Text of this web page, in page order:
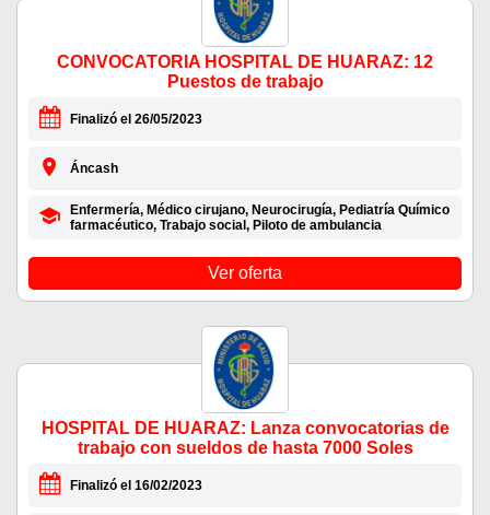
CONVOCATORIA HOSPITAL DE HUARAZ: 12
Puestos de trabajo
Finalizó el 26/05/2023
Áncash
Enfermería, Médico cirujano, Neurocirugía, Pediatría Químico
farmacéutico, Trabajo social, Piloto de ambulancia
Ver oferta
HOSPITAL DE HUARAZ: Lanza convocatorias de
trabajo con sueldos de hasta 7000 Soles
Finalizó el 16/02/2023